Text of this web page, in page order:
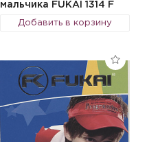
мальчика FUKAI 1314 F
Добавить в корзину